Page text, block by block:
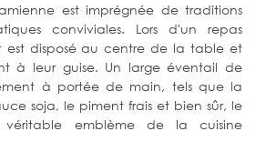
est imprégnée de traditions
conviviales. Lors d'un repas
disposé au centre de la table et
à leur guise. Un large éventail de
à portée de main, tels que la
soja, le piment frais et bien sûr, le
véritable emblème de la cuisine